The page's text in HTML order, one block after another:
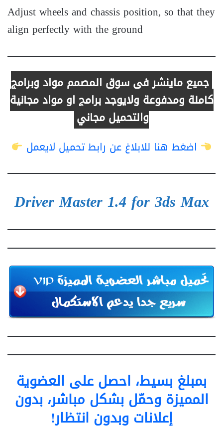
Adjust wheels and chassis position, so that they
align perfectly with the ground
جميع ماينشر في سوق المصمم مواد وبرامج
كاملة ومدفوعة ولايوجد برامج او مواد مجانية
والتحميل مجاني
اضغط هنا للابلاغ عن رابط تحميل لايعمل
Driver Master 1.4 for 3ds Max
بمبلغ بسيط، احصل على العضوية
المميزة وحمّل بشكل مباشر، بدون
إعلانات وبدون انتظار!